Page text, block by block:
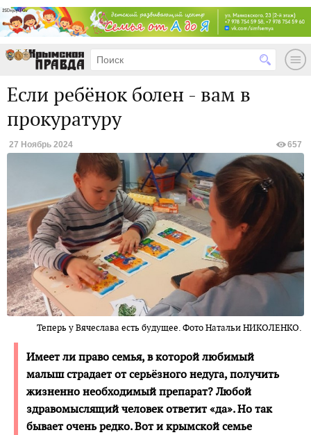
Если ребёнок болен - вам в
прокуратуру
27 Ноябрь 2024 657
Теперь у Вячеслава есть будущее. Фото Натальи НИКОЛЕНКО.
Имеет ли право семья, в которой любимый
малыш страдает от серьёзного недуга, получить
жизненно необходимый препарат? Любой
здравомыслящий человек ответит «да». Но так
бывает очень редко. Вот и крымской семье